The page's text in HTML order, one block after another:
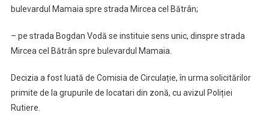
bulevardul Mamaia spre strada Mircea cel Bătrân;
– pe strada Bogdan Vodă se instituie sens unic, dinspre strada
Mircea cel Bătrân spre bulevardul Mamaia.
Decizia a fost luată de Comisia de Circulație, în urma solicitărilor
primite de la grupurile de locatari din zonă, cu avizul Poliției
Rutiere.